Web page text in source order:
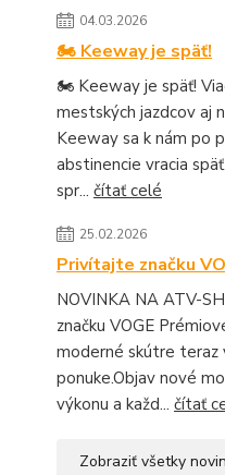
04.03.2026
🏍️ Keeway je späť!
🏍️ Keeway je späť!
mestských jazdcov aj
Keeway sa k nám po
abstinencie vracia
spr... čítať celé
25.02.2026
Privítajte značku
NOVINKA NA ATV-
značku VOGE
moderné skútre teraz
ponuke.Objav nové
výkonu a každ... čítať
Zobraziť všetky